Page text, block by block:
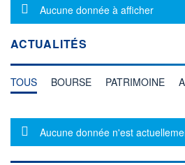
Message d'information
Aucune donnée à afficher
ACTUALITÉS
TOUS BOURSE PATRIMOINE
Message d'information
Aucune donnée n'est